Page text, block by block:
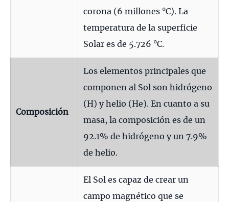
corona (6 millones °C). La
temperatura de la superficie
Solar es de 5.726 °C.
Composición
Los elementos principales que
componen al Sol son hidrógeno
(H) y helio (He). En cuanto a su
masa, la composición es de un
92.1% de hidrógeno y un 7.9%
de helio.
El Sol es capaz de crear un
campo magnético que se